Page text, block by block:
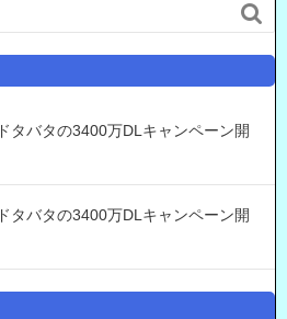

タバタの3400万DLキャンペーン開
タバタの3400万DLキャンペーン開